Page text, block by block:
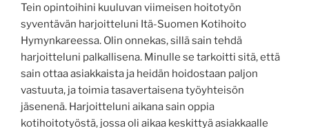
Tein opintoihini kuuluvan viimeisen hoitotyön
syventävän harjoitteluni Itä-Suomen Kotihoito
Hymynkareessa. Olin onnekas, sillä sain tehdä
harjoitteluni palkallisena. Minulle se tarkoitti sitä, että
sain ottaa asiakkaista ja heidän hoidostaan paljon
vastuuta, ja toimia tasavertaisena työyhteisön
jäsenenä. Harjoitteluni aikana sain oppia
kotihoitotyöstä, jossa oli aikaa keskittyä asiakkaalle